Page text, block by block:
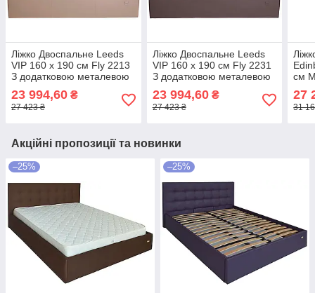
Ліжко Двоспальне Leeds
VIP 160 х 190 см Fly 2213
З додатковою металевою
цільнозварною рамою
Світло-коричневий
23 994,60 ₴
27 423 ₴
Ліжко Двоспальне Leeds
VIP 160 х 190 см Fly 2231
З додатковою металевою
цільнозварною рамою
Темно-коричневий
23 994,60₴
27 423 ₴
см
27
31
Акційні пропозиції та новинки
–25% –25%